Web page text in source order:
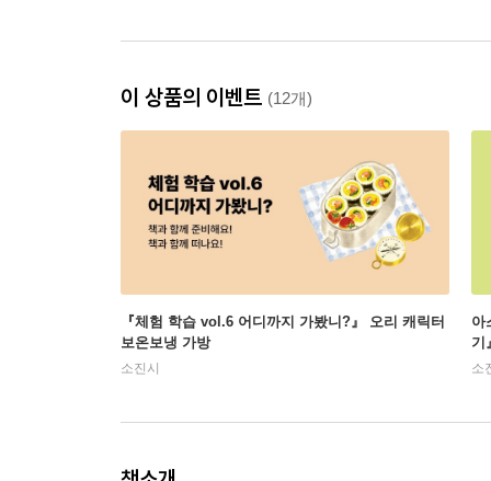
이 상품의 이벤트 (12개)
『체험 학습 vol.6 어디까지 가봤니?』 오리 캐릭터
보온보냉 가방
소진시
아
기
소